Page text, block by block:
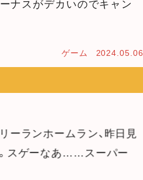
ナスがデカいのでキャン
ゲーム 2024.05.06
ーランホームラン、昨日見
スゲーなあ……スーパー